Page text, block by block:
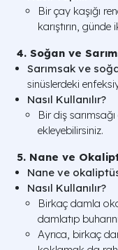
Bir çay kaşığı
karıştırın,
4. Soğan ve
Sarımsak ve
sinüslerdeki
Nasıl Kullanılır?
Bir diş
ekleyebilirsiniz.
5. Nane ve
Nane ve
Nasıl Kullanılır?
Birkaç damla
damlatıp
Ayrıca, birkaç